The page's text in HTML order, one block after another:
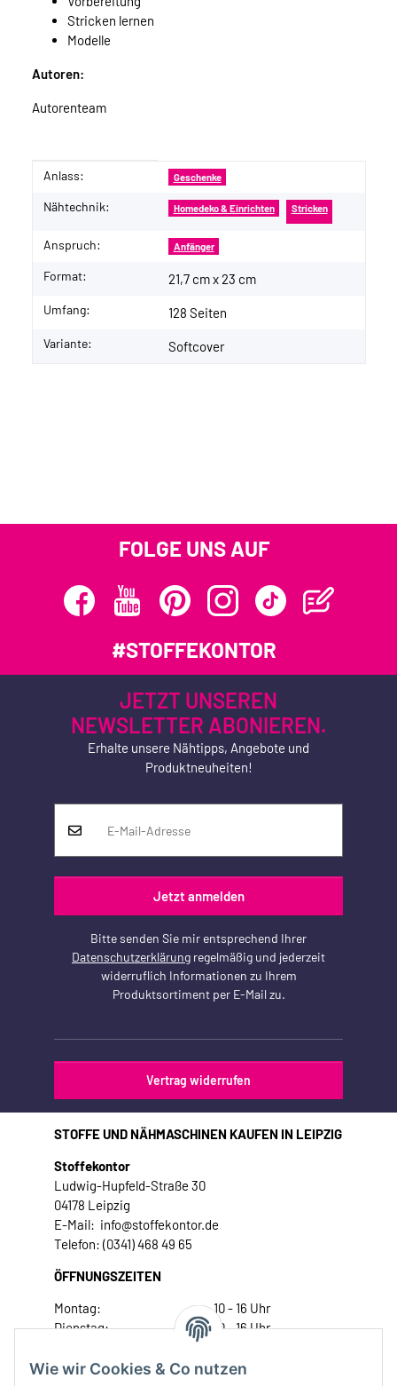
Wie wir Cookies & Co nutzen
Stricken lernen
Modelle
Autoren:
Autorenteam
Produkteigenschaft
Wert
Anlass: Geschenke
Nähtechnik: Homedeko & Einrichten Stricken
Anspruch: Anfänger
Format: 21,7 cm x 23 cm
Umfang: 128 Seiten
Variante: Softcover
FOLGE UNS AUF
#STOFFEKONTOR
JETZT UNSEREN
NEWSLETTER ABONIEREN.
Erhalte unsere Nähtipps, Angebote und
Produktneuheiten!
Jetzt anmelden
Bitte senden Sie mir entsprechend Ihrer
Datenschutzerklärung regelmäßig und jederzeit
widerruflich Informationen zu Ihrem
Produktsortiment per E-Mail zu.
Vertrag widerrufen
STOFFE UND NÄHMASCHINEN KAUFEN IN LEIPZIG
Stoffekontor
Ludwig-Hupfeld-Straße 30
04178 Leipzig
E-Mail: info@stoffekontor.de
Telefon: (0341) 468 49 65
ÖFFNUNGSZEITEN
Montag:
10 - 16 Uhr
Dienstag:
10 - 16 Uhr
Donnerstag:
10 - 18 Uhr